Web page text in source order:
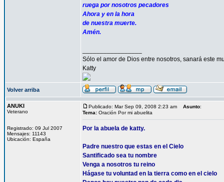
ruega por nosotros pecadores
Ahora y en la hora
de nuestra muerte.
Amén.
Sólo el amor de Dios entre nosotros, sanará este
Katty
Volver arriba
ANUKI
Veterano
Registrado: 09 Jul 2007
Mensajes: 11143
Ubicación: España
Publicado: Mar Sep 09, 2008 2:23 am Asunto:
Tema: Oración Por mi abuelita
Por la abuela de katty.
Padre nuestro que estas en el Cielo
Santificado sea tu nombre
Venga a nosotros tu reino
Hágase tu voluntad en la tierra como en el cielo